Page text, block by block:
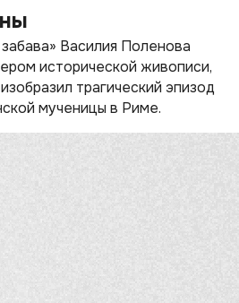
Василия Поленова
исторической живописи,
трагический эпизод
мученицы в Риме.